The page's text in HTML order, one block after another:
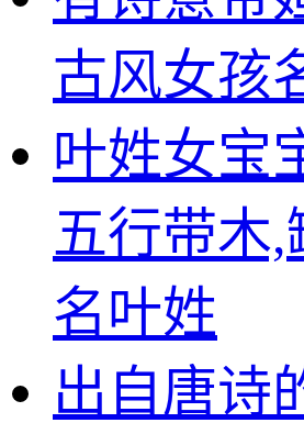
古风女孩
叶姓女宝
五行带木,
名叶姓
出自唐诗